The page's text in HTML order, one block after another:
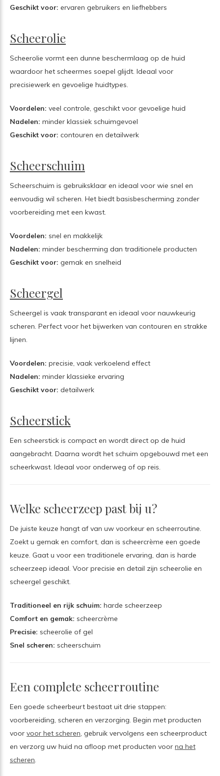
Geschikt voor: ervaren gebruikers en liefhebbers
Scheerolie
Scheerolie vormt een dunne beschermlaag op de huid
waardoor het scheermes soepel glijdt. Ideaal voor
precisiewerk en gevoelige huidtypes.
Voordelen: veel controle, geschikt voor gevoelige huid
Nadelen: minder klassiek schuimgevoel
Geschikt voor: contouren en detailwerk
Scheerschuim
Scheerschuim is gebruiksklaar en ideaal voor wie snel en
eenvoudig wil scheren. Het biedt basisbescherming zonder
voorbereiding met een kwast.
Voordelen: snel en makkelijk
Nadelen: minder bescherming dan traditionele producten
Geschikt voor: gemak en snelheid
Scheergel
Scheergel is vaak transparant en ideaal voor nauwkeurig
scheren. Perfect voor het bijwerken van contouren en strakke
lijnen.
Voordelen: precisie, vaak verkoelend effect
Nadelen: minder klassieke ervaring
Geschikt voor: detailwerk
Scheerstick
Een scheerstick is compact en wordt direct op de huid
aangebracht. Daarna wordt het schuim opgebouwd met een
scheerkwast. Ideaal voor onderweg of op reis.
Welke scheerzeep past bij u?
De juiste keuze hangt af van uw voorkeur en scheerroutine.
Zoekt u gemak en comfort, dan is scheercrème een goede
keuze. Gaat u voor een traditionele ervaring, dan is harde
scheerzeep ideaal. Voor precisie en detail zijn scheerolie en
scheergel geschikt.
Traditioneel en rijk schuim: harde scheerzeep
Comfort en gemak: scheercrème
Precisie: scheerolie of gel
Snel scheren: scheerschuim
Een complete scheerroutine
Een goede scheerbeurt bestaat uit drie stappen:
voorbereiding, scheren en verzorging. Begin met producten
voor voor het scheren , gebruik vervolgens een scheerproduct
en verzorg uw huid na afloop met producten voor na het
scheren